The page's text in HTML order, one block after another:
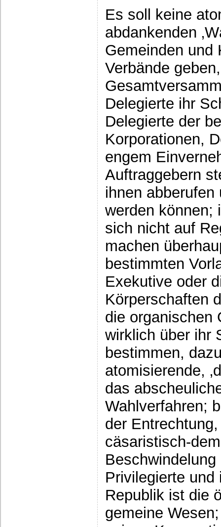
Es soll keine
abdankenden
Gemeinden und
Verbände
Delegierte ihr
Delegierte der
Korporationen,
engem
Auftraggebern
ihnen
werden können;
sich nicht auf
machen
bestimmten
Exekutive oder
Körperschaften
die organischen
wirklich über ihr
bestimmen,
atomisierende,
das
Wahlverfahren;
der
cäsaristisch-
Privilegierte und
Republik ist die
gemeine